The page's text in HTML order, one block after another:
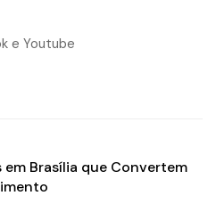
e Youtube
Brasília que Convertem